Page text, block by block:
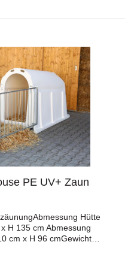
für einfachen Zugang zur
dank integrierter
und Griffwölbung an der
der Hütte mit dem
am Dachauch
zur Gruppenhaltung von
Daten:Material
205 cm x 179 cm x 145
x 153 x 108 cm Gewicht
PE UV+ Zaun
Hütte
H 135 cm Abmessung
cm x H 96 cmGewicht